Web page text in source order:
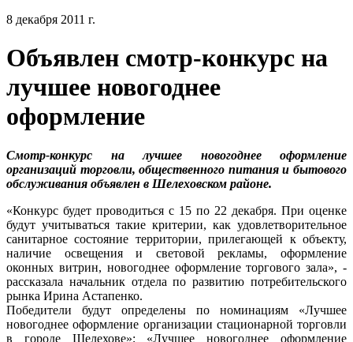
8 декабря 2011 г.
Объявлен смотр-конкурс на
лучшее новогоднее
оформление
Смотр-конкурс на лучшее новогоднее оформление
организаций торговли, общественного питания и бытового
обслуживания объявлен в Шелеховском районе.
«Конкурс будет проводиться с 15 по 22 декабря. При оценке
будут учитываться такие критерии, как удовлетворительное
санитарное состояние территории, прилегающей к объекту,
наличие освещения и световой рекламы, оформление
оконных витрин, новогоднее оформление торгового зала», -
рассказала начальник отдела по развитию потребительского
рынка Ирина Астапенко.
Победители будут определены по номинациям «Лучшее
новогоднее оформление организации стационарной торговли
в городе Шелехове»; «Лучшее новогоднее оформление